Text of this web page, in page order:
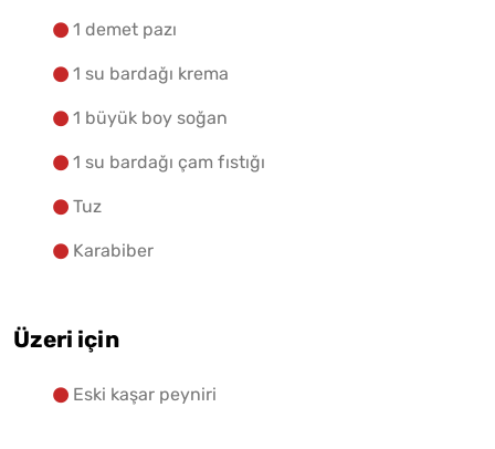
1 demet pazı
1 su bardağı krema
1 büyük boy soğan
1 su bardağı çam fıstığı
Tuz
Karabiber
Üzeri için
Eski kaşar peyniri